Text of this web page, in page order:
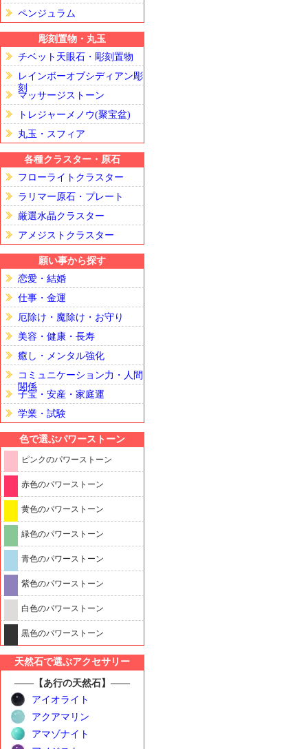
ペンジュラム
彫刻置物・丸玉
チベット天眼石・彫刻置物
レインボーオブシディアン彫
刻
マッサージストーン
トレジャーメノウ(聚宝盆)
丸玉・スフィア
各種クラスター・原石
フローライトクラスター
ラリマー原石・プレート
厳選水晶クラスター
アメジストクラスター
願い事から探す
恋愛・結婚
仕事・金運
厄除け・魔除け・お守り
美容・健康・長寿
癒し・メンタル強化
コミュニケーション力・人間
関係
子宝・安産・家庭運
学業・試験
色で選ぶパワーストーン
ピンクのパワーストーン
赤色のパワーストーン
黄色のパワーストーン
緑色のパワーストーン
青色のパワーストーン
紫色のパワーストーン
白色のパワーストーン
黒色のパワーストーン
天然石で選ぶアクセサリー
――【あ行の天然石】――
アイオライト
アクアマリン
アマゾナイト